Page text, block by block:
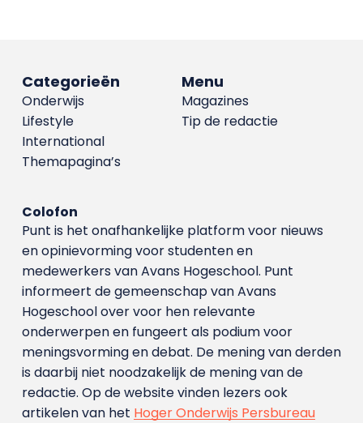
Menu
Magazines
Tip de redactie
Categorieën
Onderwijs
Lifestyle
International
Themapagina’s
Colofon
Punt is het onafhankelijke platform voor nieuws
en opinievorming voor studenten en
medewerkers van Avans Hoge­school. Punt
informeert de gemeenschap van Avans
Hogeschool over voor hen relevante
onderwerpen en fungeert als podium voor
meningsvorming en debat. De mening van derden
is daarbij niet noodzakelijk de mening van de
redactie. Op de website vinden lezers ook
artikelen van het Hoger Onderwijs Persbureau